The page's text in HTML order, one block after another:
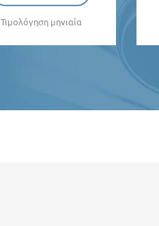
Τιμολόγηση μηνιαία